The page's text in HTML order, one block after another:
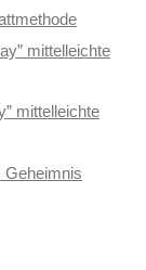
mittelleichte
mittelleichte
Geheimnis